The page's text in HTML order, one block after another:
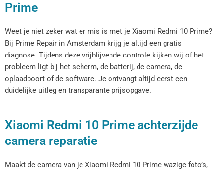
Prime
Weet je niet zeker wat er mis is met je Xiaomi Redmi 10 Prime?
Bij Prime Repair in Amsterdam krijg je altijd een gratis
diagnose. Tijdens deze vrijblijvende controle kijken wij of het
probleem ligt bij het scherm, de batterij, de camera, de
oplaadpoort of de software. Je ontvangt altijd eerst een
duidelijke uitleg en transparante prijsopgave.
Xiaomi Redmi 10 Prime achterzijde
camera reparatie
Maakt de camera van je Xiaomi Redmi 10 Prime wazige foto’s,